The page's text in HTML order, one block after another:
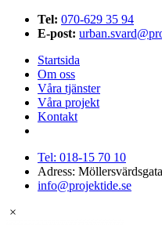
Tel: 070-629 35 94
E-post:
Startsida
Om oss
Våra tjänster
Våra projekt
Kontakt
Tel: 018-15 70 10
Adress:
info@projektide.se
×